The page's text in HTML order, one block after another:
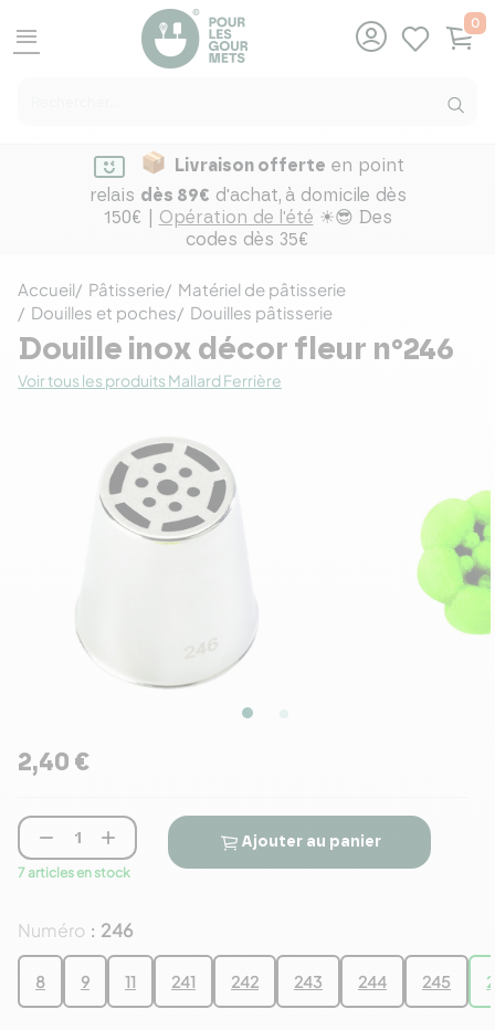
menu
0
Livraison offerte en point
relais dès 89€ d'achat, à domicile dès
150€ | Opération de l'été ☀😎 Des
codes dès 35€
Accueil Pâtisserie
Matériel de pâtisserie
Douilles et poches
Douilles pâtisserie
Douille inox décor fleur n°246
Voir tous les produits Mallard Ferrière
2,40 €
Numéro : 246
8 9 11 241 242 243 244 245
 
7 articles en stock
Ajouter au panier